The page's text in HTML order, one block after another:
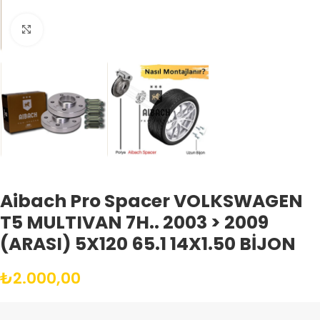
Aibach Pro Spacer VOLKSWAGEN
T5 MULTIVAN 7H.. 2003 > 2009
(ARASI) 5X120 65.1 14X1.50 BİJON
₺2.000,00